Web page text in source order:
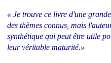
« Je trouve ce livre d'une
des thèmes connus, mais
synthétique qui peut être utile
leur véritable maturité.»